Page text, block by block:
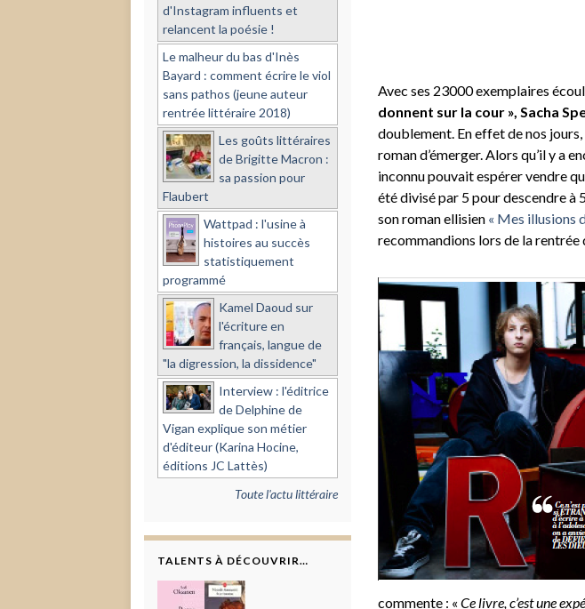
Avec ses 23000 exemplaires
donnent sur la cour », Sacha
doublement. En effet de nos
roman d’émerger. Alors qu’il y a
inconnu pouvait espérer vendre
été divisé par 5 pour descendre à
son roman ellisien « Mes illusions
recommandions lors de la rentrée
commente : « Ce livre, c’est une
d'Instagram influents et
relancent la poésie !
Le malheur du bas d'Inès
Bayard : comment écrire le viol
sans pathos (jeune auteur
rentrée littéraire 2018)
Les goûts littéraires
de Brigitte Macron :
sa passion pour
Flaubert
Wattpad : l'usine à
histoires au succès
statistiquement
programmé
Kamel Daoud sur
l'écriture en
français, langue de
"la digression, la dissidence"
Interview : l'éditrice
de Delphine de
Vigan explique son métier
d'éditeur (Karina Hocine,
éditions JC Lattès)
Toute l'actu littéraire
TALENTS À DÉCOUVRIR…